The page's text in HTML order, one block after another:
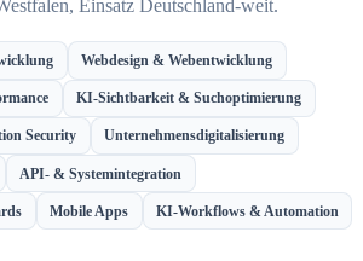
Einsatz Deutschland-weit.
Webdesign & Webentwicklung
KI-Sichtbarkeit & Suchoptimierung
Security Unternehmensdigitalisierung
API- & Systemintegration
Mobile Apps KI-Workflows & Automation